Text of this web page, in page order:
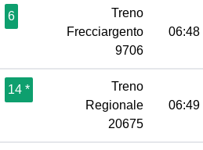
6
Treno
Frecciargento
9706
06:48
14 *
Treno
Regionale
20675
06:49